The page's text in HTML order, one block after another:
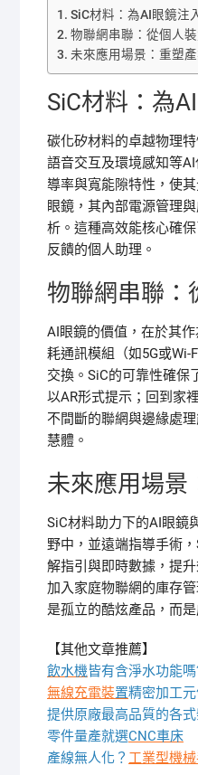
SiC材料：為AI眼鏡注
物聯網串聯：從個人
未來應用場景：重塑
SiC材料：為
碳化矽材料的卓越物理
語音交互及環境感知等
導率與寬能隙特性，使
眼鏡，其內部電源管理
析。這種高效能核心確
反饋的個人助理。
物聯網串聯：
AI眼鏡的價值，在於其
耗通訊模組（如5G或
交換。SiC的可靠性確保
以AR形式提示；回到家
不間斷的聯網與邊緣處
慧體。
未來應用場景
SiC材料助力下的AI眼鏡
野中，並遠端指導手術
解指引與即時數據，提
加入家庭物聯網的庫存
是孤立的酷炫產品，而
【其他文章推薦】
飲水機皆有含淨水功能嗎
無線充電裝置精密加工
提供原廠最高品質的各
零件量產就選CNC車床
產線無人化？ 工業型機